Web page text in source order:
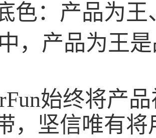
色：产品为
，产品为王
始终将产
，坚信唯有